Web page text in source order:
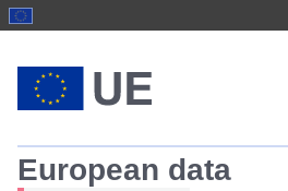
European data